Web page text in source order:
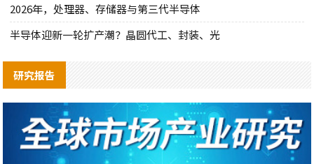
2026年，处理器、存储器与第三代半导体
半导体迎新一轮扩产潮？晶圆代工、封装、光
研究报告